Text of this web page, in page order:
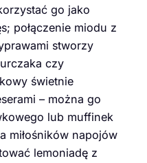
go jako
połączenie miodu z
stworzy
czy
świetnie
– można go
lub muffinek
miłośników napojów
lemoniadę z